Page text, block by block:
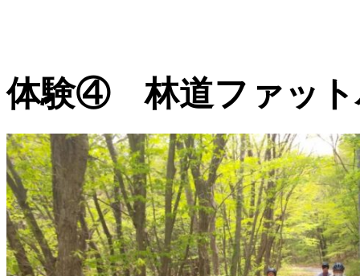
体験④ 林道ファット